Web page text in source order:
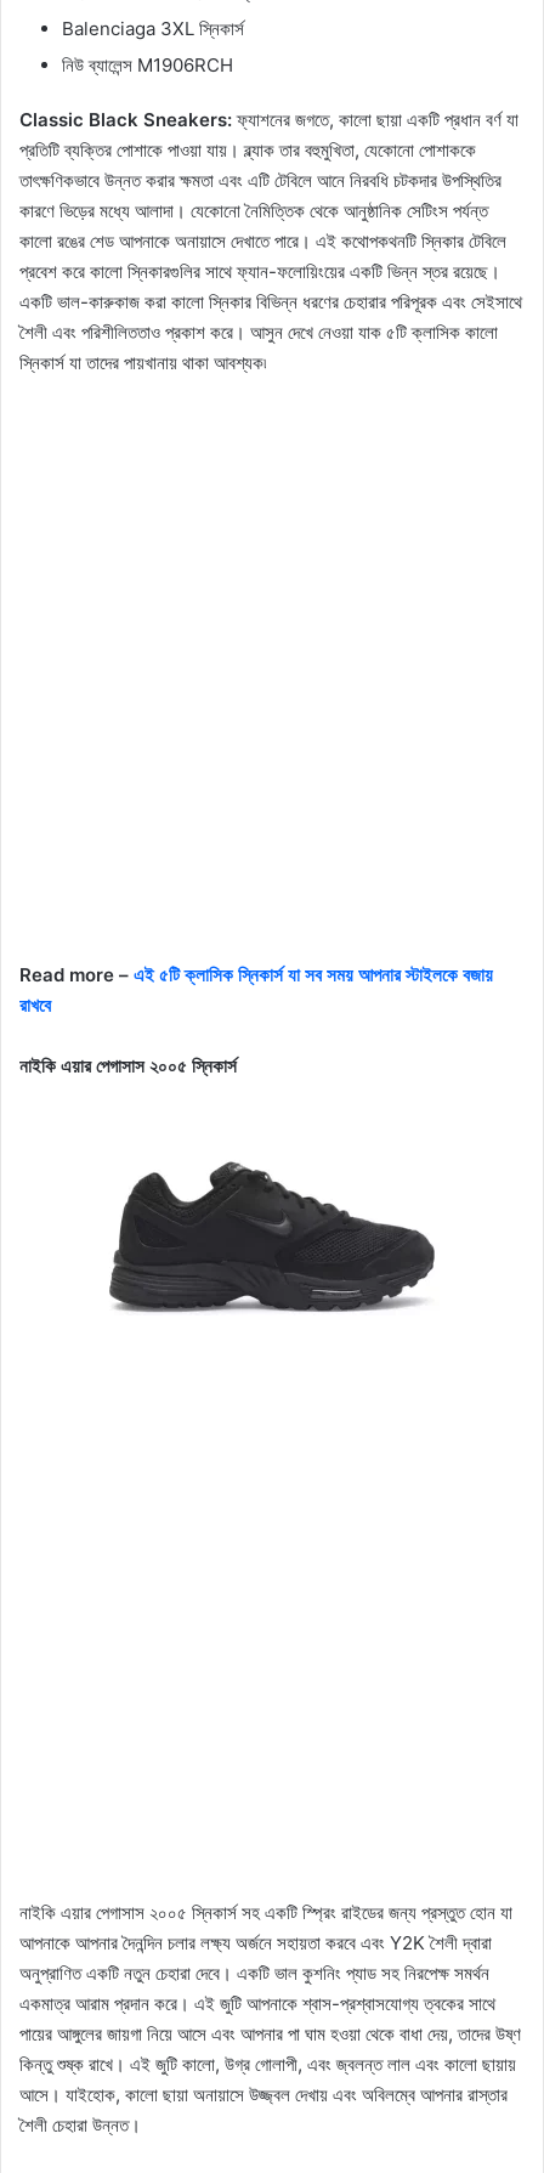
Balenciaga 3XL স্নিকার্স
নিউ ব্যালেন্স M1906RCH
Classic Black Sneakers:ফ্যাশনের জগতে, কালো ছায়া একটি প্রধান বর্ণ যা
প্রতিটি ব্যক্তির পোশাকে পাওয়া যায়। ব্ল্যাক তার বহুমুখিতা, যেকোনো পোশাককে
তাৎক্ষণিকভাবে উন্নত করার ক্ষমতা এবং এটি টেবিলে আনে নিরবধি চটকদার উপস্থিতির
কারণে ভিড়ের মধ্যে আলাদা। যেকোনো নৈমিত্তিক থেকে আনুষ্ঠানিক সেটিংস পর্যন্ত
কালো রঙের শেড আপনাকে অনায়াসে দেখাতে পারে। এই কথোপকথনটি স্নিকার টেবিলে
প্রবেশ করে কালো স্নিকারগুলির সাথে ফ্যান-ফলোয়িংয়ের একটি ভিন্ন স্তর রয়েছে।
একটি ভাল-কারুকাজ করা কালো স্নিকার বিভিন্ন ধরণের চেহারার পরিপূরক এবং সেইসাথে
শৈলী এবং পরিশীলিততাও প্রকাশ করে। আসুন দেখে নেওয়া যাক ৫টি ক্লাসিক কালো
স্নিকার্স যা তাদের পায়খানায় থাকা আবশ্যক৷
Read more – এই ৫টি ক্লাসিক স্নিকার্স যা সব সময় আপনার স্টাইলকে বজায়
রাখবে
নাইকি এয়ার পেগাসাস ২০০৫ স্নিকার্স
নাইকি এয়ার পেগাসাস ২০০৫ স্নিকার্স সহ একটি স্প্রিং রাইডের জন্য প্রস্তুত হোন যা
আপনাকে আপনার দৈনন্দিন চলার লক্ষ্য অর্জনে সহায়তা করবে এবং Y2K শৈলী দ্বারা
অনুপ্রাণিত একটি নতুন চেহারা দেবে। একটি ভাল কুশনিং প্যাড সহ নিরপেক্ষ সমর্থন
একমাত্র আরাম প্রদান করে। এই জুটি আপনাকে শ্বাস-প্রশ্বাসযোগ্য ত্বকের সাথে
পায়ের আঙ্গুলের জায়গা নিয়ে আসে এবং আপনার পা ঘাম হওয়া থেকে বাধা দেয়, তাদের উষ্ণ
কিন্তু শুষ্ক রাখে। এই জুটি কালো, উগ্র গোলাপী, এবং জ্বলন্ত লাল এবং কালো ছায়ায়
আসে। যাইহোক, কালো ছায়া অনায়াসে উজ্জ্বল দেখায় এবং অবিলম্বে আপনার রাস্তার
শৈলী চেহারা উন্নত।